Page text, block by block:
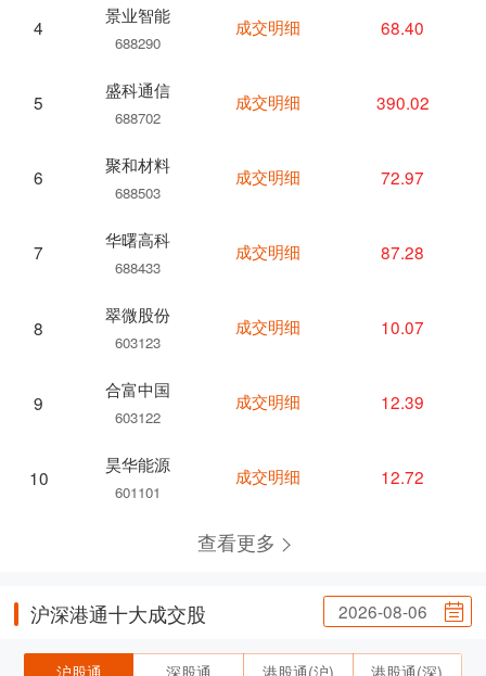
4
景业智能
688290
5
盛科通信
688702
6
聚和材料
688503
7
华曙高科
688433
8
翠微股份
603123
9
合富中国
603122
10
昊华能源
601101
成交明细 68.40
成交明细 390.02
成交明细 72.97
成交明细 87.28
成交明细 10.07
成交明细 12.39
成交明细 12.72
查看更多
沪深港通十大成交股 2026-08-06
沪股通 深股通 港股通(沪) 港股通(深)